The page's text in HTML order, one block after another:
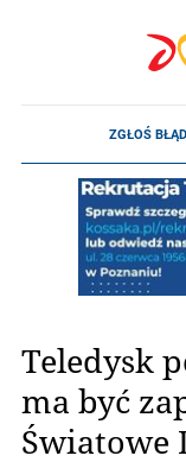
Teledysk
ma być
Światowe